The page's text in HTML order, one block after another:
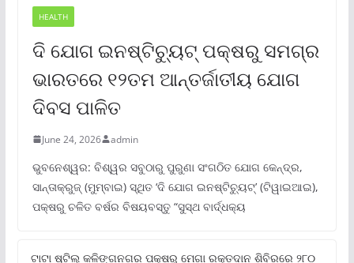
HEALTH
ଦି ଯୋଗ ଇନଷ୍ଟିଚ୍ୟୁଟ୍ ପକ୍ଷରୁ ସମଗ୍ର
ଭାରତରେ ୧୨ତମ ଆନ୍ତର୍ଜାତୀୟ ଯୋଗ
ଦିବସ ପାଳିତ
June 24, 2026 admin
ଭୁବନେଶ୍ୱର: ବିଶ୍ୱର ସବୁଠାରୁ ପୁରୁଣା ସଂଗଠିତ ଯୋଗ କେନ୍ଦ୍ର,
ସାନ୍ତାକ୍ରୁଜ୍ (ମୁମ୍ବାଇ) ସ୍ଥିତ ‘ଦି ଯୋଗ ଇନଷ୍ଟିଚ୍ୟୁଟ୍‌’ (ଟିୱାଇଆଇ),
ପକ୍ଷରୁ ଚଳିତ ବର୍ଷର ବିଷୟବସ୍ତୁ “ସୁସ୍ଥ ବାର୍ଦ୍ଧକ୍ୟ
ଟାଟା ଷ୍ଟିଲ୍‌ କଳିଙ୍ଗନଗର ପକ୍ଷରୁ ମେଗା ରକ୍ତଦାନ ଶିବିରରେ ୨୮୦